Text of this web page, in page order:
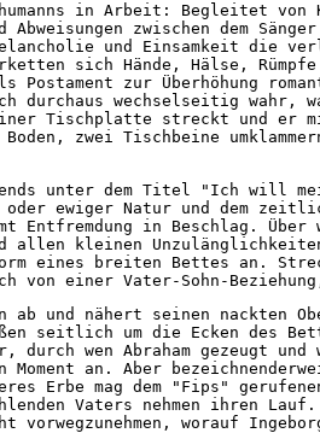
in Arbeit: Begleitet
Abweisungen zwischen dem
und Einsamkeit die
sich Hände, Hälse,
Postament zur Überhöhung
durchaus wechselseitig
Tischplatte streckt und er
zwei Tischbeine
unter dem Titel "Ich will
oder ewiger Natur und dem
Entfremdung in Beschlag.
allen kleinen
eines breiten Bettes an.
einer Vater-Sohn-
und nähert seinen nackten
seitlich um die Ecken des
wen Abraham gezeugt und
an. Aber
Erbe mag dem "Fips"
Vaters nehmen
worauf